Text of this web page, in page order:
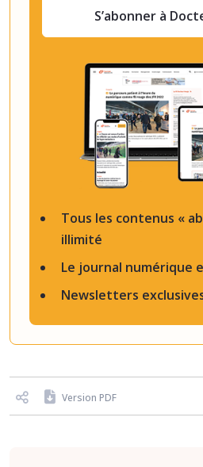
Tous les contenus «
illimité
Le journal numérique
Newsletters
S’abonner à
Version PDF